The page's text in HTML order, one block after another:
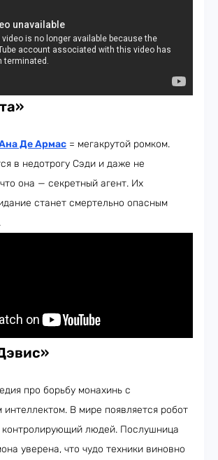
Де Армас = мегакрутой ромком.
в недотрогу Сэди и даже не
она — секретный агент. Их
станет смертельно опасным
про борьбу монахинь с
интеллектом. В мире появляется робот
людей. Послушница
уверена, что чудо техники виновно